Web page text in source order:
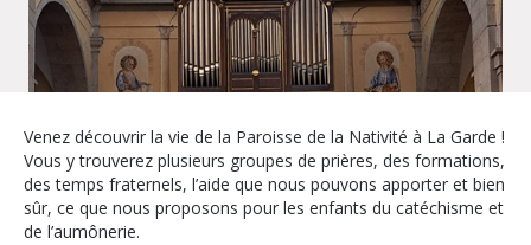
Venez découvrir la vie de la Paroisse de la Nativité à La Garde !
Vous y trouverez plusieurs groupes de prières, des formations,
des temps fraternels, l’aide que nous pouvons apporter et bien
sûr, ce que nous proposons pour les enfants du catéchisme et
de l’aumônerie.